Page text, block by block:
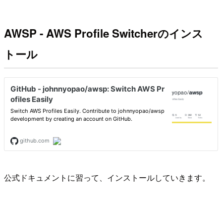
AWSP - AWS Profile Switcherのインス
トール
公式ドキュメントに習って、インストールしていきます。